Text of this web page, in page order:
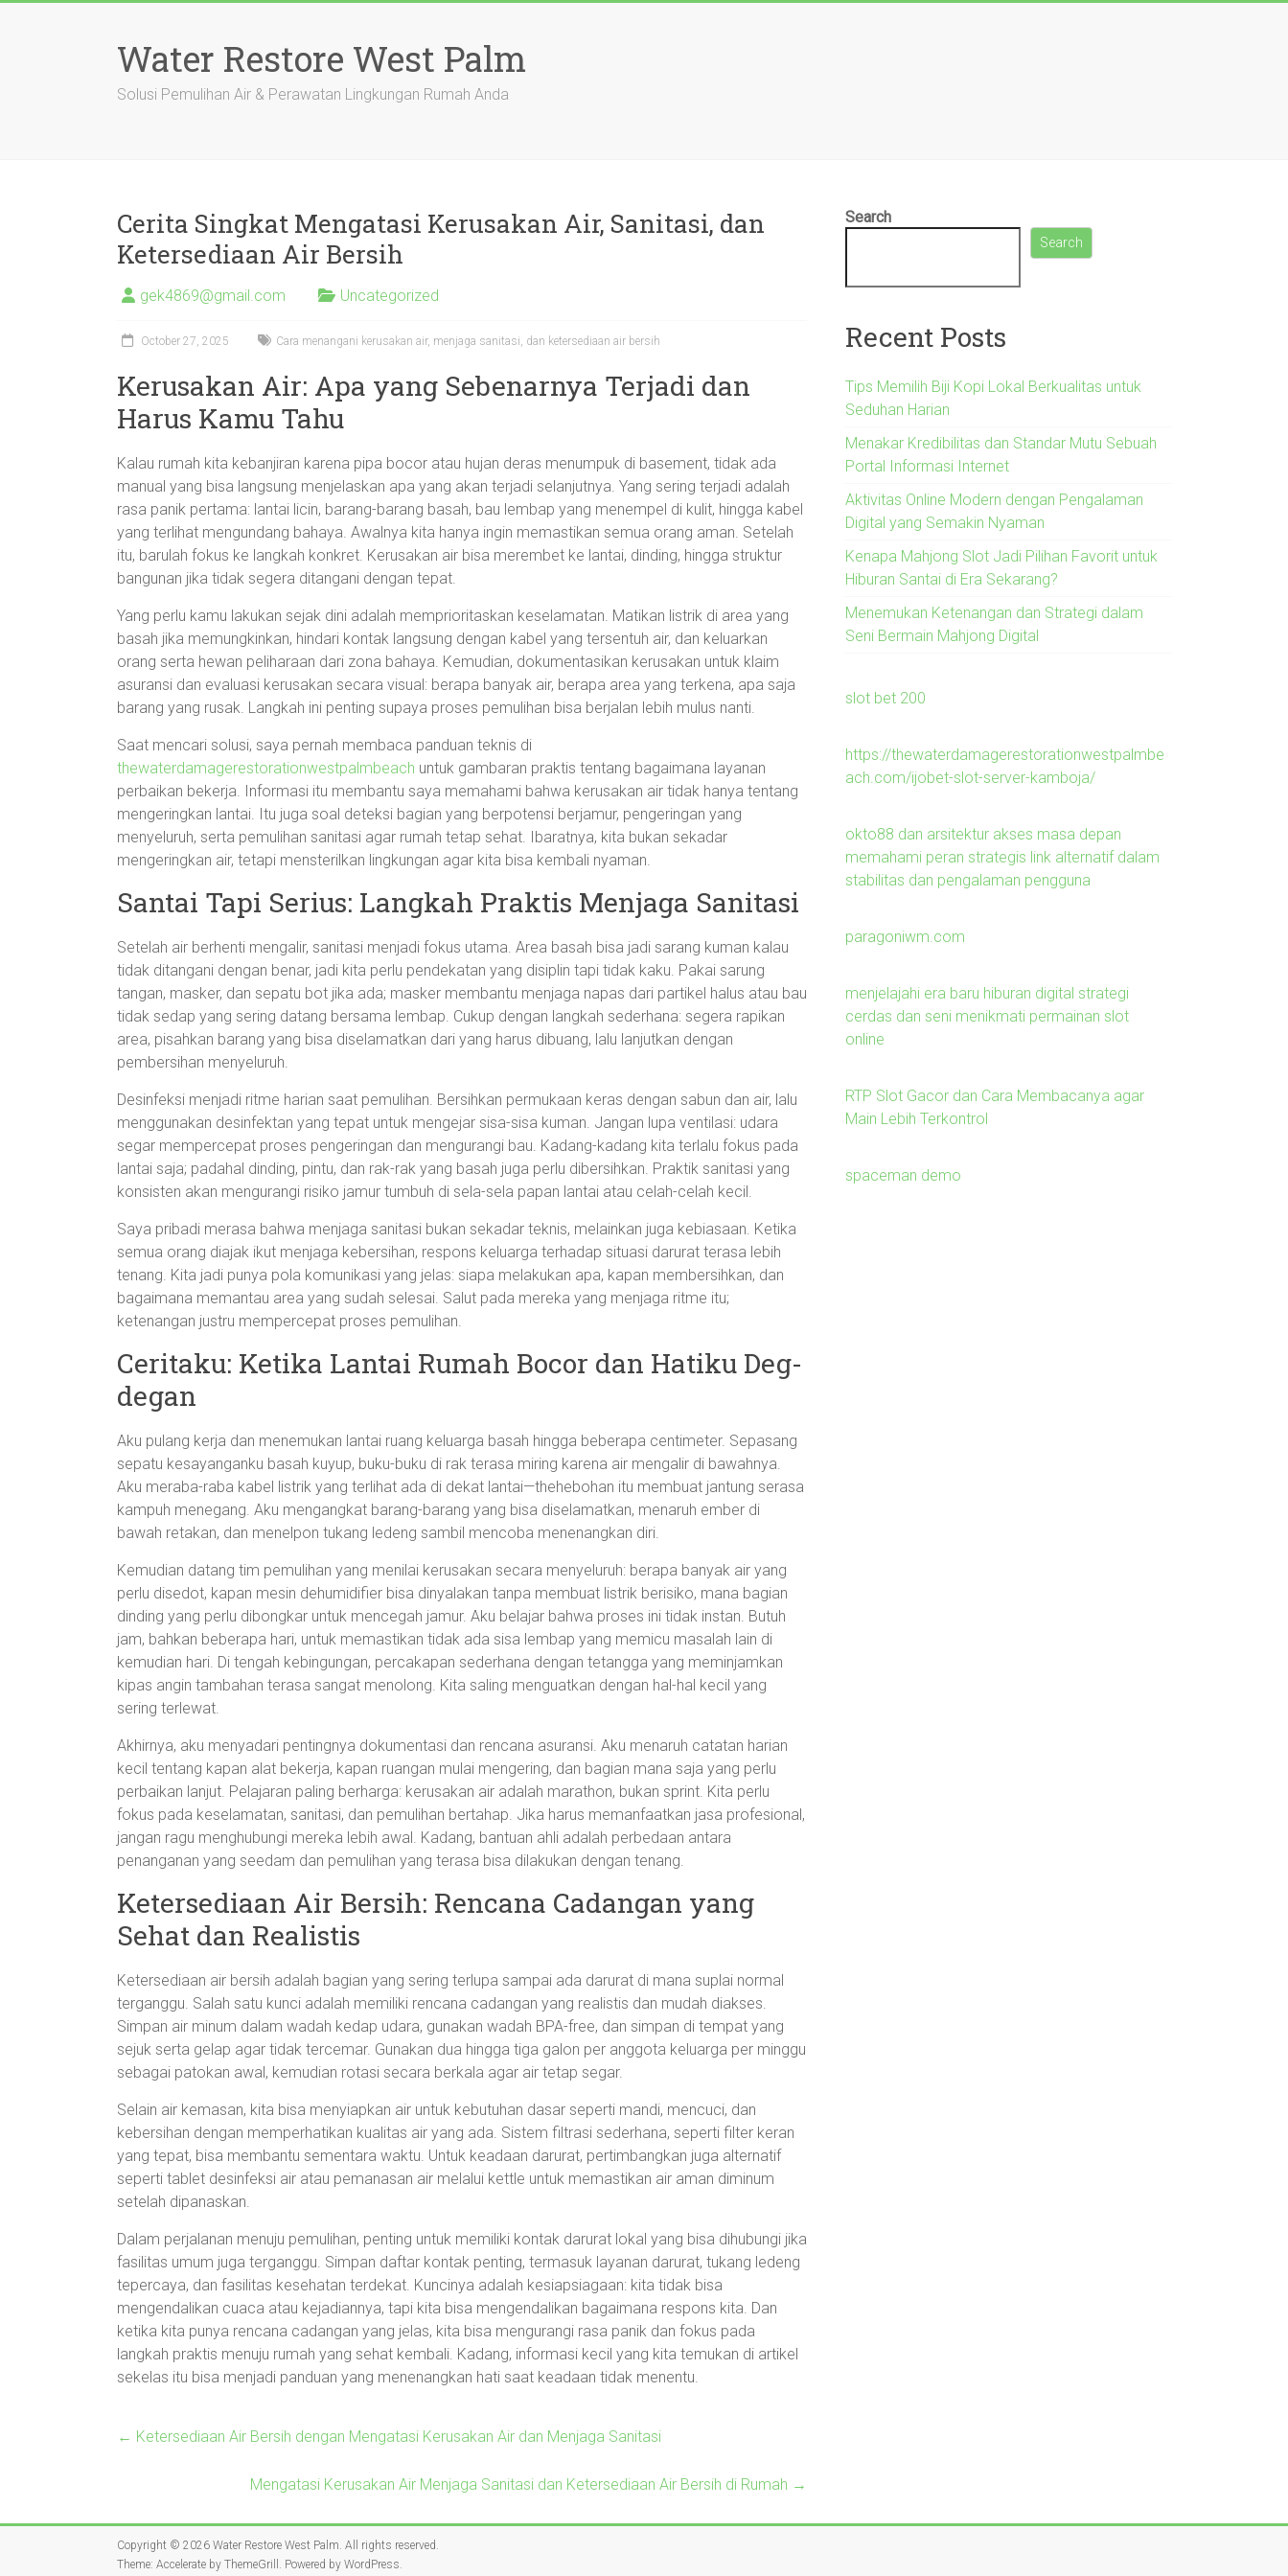
Water Restore West Palm
Solusi Pemulihan Air & Perawatan Lingkungan Rumah Anda
Cerita Singkat Mengatasi Kerusakan Air, Sanitasi, dan
Ketersediaan Air Bersih
gek4869@gmail.com Uncategorized
October 27, 2025 Cara menangani kerusakan air, menjaga sanitasi, dan ketersediaan air bersih
Kerusakan Air: Apa yang Sebenarnya Terjadi dan
Harus Kamu Tahu
Kalau rumah kita kebanjiran karena pipa bocor atau hujan deras menumpuk di basement, tidak ada
manual yang bisa langsung menjelaskan apa yang akan terjadi selanjutnya. Yang sering terjadi adalah
rasa panik pertama: lantai licin, barang-barang basah, bau lembap yang menempel di kulit, hingga kabel
yang terlihat mengundang bahaya. Awalnya kita hanya ingin memastikan semua orang aman. Setelah
itu, barulah fokus ke langkah konkret. Kerusakan air bisa merembet ke lantai, dinding, hingga struktur
bangunan jika tidak segera ditangani dengan tepat.
Yang perlu kamu lakukan sejak dini adalah memprioritaskan keselamatan. Matikan listrik di area yang
basah jika memungkinkan, hindari kontak langsung dengan kabel yang tersentuh air, dan keluarkan
orang serta hewan peliharaan dari zona bahaya. Kemudian, dokumentasikan kerusakan untuk klaim
asuransi dan evaluasi kerusakan secara visual: berapa banyak air, berapa area yang terkena, apa saja
barang yang rusak. Langkah ini penting supaya proses pemulihan bisa berjalan lebih mulus nanti.
Saat mencari solusi, saya pernah membaca panduan teknis di
thewaterdamagerestorationwestpalmbeach untuk gambaran praktis tentang bagaimana layanan
perbaikan bekerja. Informasi itu membantu saya memahami bahwa kerusakan air tidak hanya tentang
mengeringkan lantai. Itu juga soal deteksi bagian yang berpotensi berjamur, pengeringan yang
menyeluruh, serta pemulihan sanitasi agar rumah tetap sehat. Ibaratnya, kita bukan sekadar
mengeringkan air, tetapi mensterilkan lingkungan agar kita bisa kembali nyaman.
Santai Tapi Serius: Langkah Praktis Menjaga Sanitasi
Setelah air berhenti mengalir, sanitasi menjadi fokus utama. Area basah bisa jadi sarang kuman kalau
tidak ditangani dengan benar, jadi kita perlu pendekatan yang disiplin tapi tidak kaku. Pakai sarung
tangan, masker, dan sepatu bot jika ada; masker membantu menjaga napas dari partikel halus atau bau
tidak sedap yang sering datang bersama lembap. Cukup dengan langkah sederhana: segera rapikan
area, pisahkan barang yang bisa diselamatkan dari yang harus dibuang, lalu lanjutkan dengan
pembersihan menyeluruh.
Desinfeksi menjadi ritme harian saat pemulihan. Bersihkan permukaan keras dengan sabun dan air, lalu
menggunakan desinfektan yang tepat untuk mengejar sisa-sisa kuman. Jangan lupa ventilasi: udara
segar mempercepat proses pengeringan dan mengurangi bau. Kadang-kadang kita terlalu fokus pada
lantai saja; padahal dinding, pintu, dan rak-rak yang basah juga perlu dibersihkan. Praktik sanitasi yang
konsisten akan mengurangi risiko jamur tumbuh di sela-sela papan lantai atau celah-celah kecil.
Saya pribadi merasa bahwa menjaga sanitasi bukan sekadar teknis, melainkan juga kebiasaan. Ketika
semua orang diajak ikut menjaga kebersihan, respons keluarga terhadap situasi darurat terasa lebih
tenang. Kita jadi punya pola komunikasi yang jelas: siapa melakukan apa, kapan membersihkan, dan
bagaimana memantau area yang sudah selesai. Salut pada mereka yang menjaga ritme itu;
ketenangan justru mempercepat proses pemulihan.
Ceritaku: Ketika Lantai Rumah Bocor dan Hatiku Deg-
degan
Aku pulang kerja dan menemukan lantai ruang keluarga basah hingga beberapa centimeter. Sepasang
sepatu kesayanganku basah kuyup, buku-buku di rak terasa miring karena air mengalir di bawahnya.
Aku meraba-raba kabel listrik yang terlihat ada di dekat lantai—thehebohan itu membuat jantung serasa
kampuh menegang. Aku mengangkat barang-barang yang bisa diselamatkan, menaruh ember di
bawah retakan, dan menelpon tukang ledeng sambil mencoba menenangkan diri.
Kemudian datang tim pemulihan yang menilai kerusakan secara menyeluruh: berapa banyak air yang
perlu disedot, kapan mesin dehumidifier bisa dinyalakan tanpa membuat listrik berisiko, mana bagian
dinding yang perlu dibongkar untuk mencegah jamur. Aku belajar bahwa proses ini tidak instan. Butuh
jam, bahkan beberapa hari, untuk memastikan tidak ada sisa lembap yang memicu masalah lain di
kemudian hari. Di tengah kebingungan, percakapan sederhana dengan tetangga yang meminjamkan
kipas angin tambahan terasa sangat menolong. Kita saling menguatkan dengan hal-hal kecil yang
sering terlewat.
Akhirnya, aku menyadari pentingnya dokumentasi dan rencana asuransi. Aku menaruh catatan harian
kecil tentang kapan alat bekerja, kapan ruangan mulai mengering, dan bagian mana saja yang perlu
perbaikan lanjut. Pelajaran paling berharga: kerusakan air adalah marathon, bukan sprint. Kita perlu
fokus pada keselamatan, sanitasi, dan pemulihan bertahap. Jika harus memanfaatkan jasa profesional,
jangan ragu menghubungi mereka lebih awal. Kadang, bantuan ahli adalah perbedaan antara
penanganan yang seedam dan pemulihan yang terasa bisa dilakukan dengan tenang.
Ketersediaan Air Bersih: Rencana Cadangan yang
Sehat dan Realistis
Ketersediaan air bersih adalah bagian yang sering terlupa sampai ada darurat di mana suplai normal
terganggu. Salah satu kunci adalah memiliki rencana cadangan yang realistis dan mudah diakses.
Simpan air minum dalam wadah kedap udara, gunakan wadah BPA-free, dan simpan di tempat yang
sejuk serta gelap agar tidak tercemar. Gunakan dua hingga tiga galon per anggota keluarga per minggu
sebagai patokan awal, kemudian rotasi secara berkala agar air tetap segar.
Selain air kemasan, kita bisa menyiapkan air untuk kebutuhan dasar seperti mandi, mencuci, dan
kebersihan dengan memperhatikan kualitas air yang ada. Sistem filtrasi sederhana, seperti filter keran
yang tepat, bisa membantu sementara waktu. Untuk keadaan darurat, pertimbangkan juga alternatif
seperti tablet desinfeksi air atau pemanasan air melalui kettle untuk memastikan air aman diminum
setelah dipanaskan.
Dalam perjalanan menuju pemulihan, penting untuk memiliki kontak darurat lokal yang bisa dihubungi jika
fasilitas umum juga terganggu. Simpan daftar kontak penting, termasuk layanan darurat, tukang ledeng
tepercaya, dan fasilitas kesehatan terdekat. Kuncinya adalah kesiapsiagaan: kita tidak bisa
mengendalikan cuaca atau kejadiannya, tapi kita bisa mengendalikan bagaimana respons kita. Dan
ketika kita punya rencana cadangan yang jelas, kita bisa mengurangi rasa panik dan fokus pada
langkah praktis menuju rumah yang sehat kembali. Kadang, informasi kecil yang kita temukan di artikel
sekelas itu bisa menjadi panduan yang menenangkan hati saat keadaan tidak menentu.
← Ketersediaan Air Bersih dengan Mengatasi Kerusakan Air dan Menjaga Sanitasi
Mengatasi Kerusakan Air Menjaga Sanitasi dan Ketersediaan Air Bersih di Rumah →
Search
Search
Recent Posts
Tips Memilih Biji Kopi Lokal Berkualitas untuk
Seduhan Harian
Menakar Kredibilitas dan Standar Mutu Sebuah
Portal Informasi Internet
Aktivitas Online Modern dengan Pengalaman
Digital yang Semakin Nyaman
Kenapa Mahjong Slot Jadi Pilihan Favorit untuk
Hiburan Santai di Era Sekarang?
Menemukan Ketenangan dan Strategi dalam
Seni Bermain Mahjong Digital
slot bet 200
https://thewaterdamagerestorationwestpalmbe
ach.com/ijobet-slot-server-kamboja/
okto88 dan arsitektur akses masa depan
memahami peran strategis link alternatif dalam
stabilitas dan pengalaman pengguna
paragoniwm.com
menjelajahi era baru hiburan digital strategi
cerdas dan seni menikmati permainan slot
online
RTP Slot Gacor dan Cara Membacanya agar
Main Lebih Terkontrol
spaceman demo
Copyright © 2026 Water Restore West Palm. All rights reserved.
Theme: Accelerate by ThemeGrill. Powered by WordPress.